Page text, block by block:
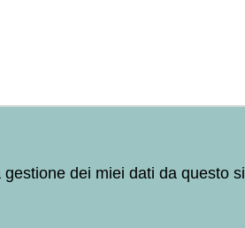
dei miei dati da questo